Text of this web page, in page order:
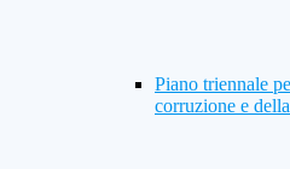
Piano triennale
corruzione e